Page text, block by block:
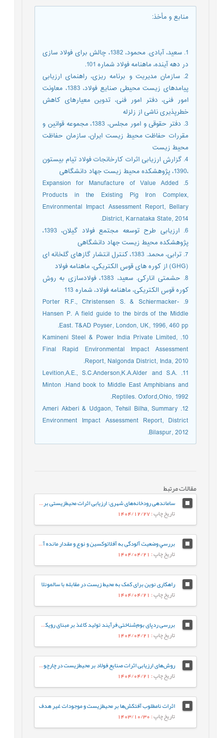
منابع و مأخذ:
1. سعید، آبادی. محمود، 1382، چالش برای فولاد سازی
در دهه آینده، ماهنامه فولاد شماره 101.
2. سازمان مدیریت و برنامه ریزی، راهنمای ارزیابی
پیامدهای زیست محیطی صنایع فولاد، 1383، معاونت
امور فنی، دفتر امور فنی، تدوین معیارهای کاهش
خطرپذیری ناشی از زلزله
3. دفتر حقوقی و امور مجلس، 1383، مجموعه قوانین و
مقررات حفاظت محیط زیست ایران، سازمان حفاظت
محیط زیست
4. گزارش ارزیابی اثرات کارخانجات فولاد تیام بیستون
5. Expansion for Manufacture of Value Added
Products in the Existing Pig Iron Complex,
Environmental Impact Assessment Report, Bellary
District, Karnataka State, 2014.
6. ارزیابی طرح توسعه مجتمع فولاد گیلان، 1393،
پژوهشکده محیط زیست جهاد دانشگاهی
7. ترابی، محمد. 1383، کنترل انتشار گازهای گلخانه ای
8. حشمتی انارکی. سعید، 1383، فولادسازی به روش
کوره قوس الکتریکی، ماهنامه فولاد، شماره 113
9. Porter R.F., Christensen S. & Schiermacker-
Hansen P. A field guide to the birds of the Middle
East. T&AD Poyser, London, UK, 1996, 460 pp.
10. Kamineni Steel & Power India Private Limited,
Final Rapid Environmental Impact Assessment
Report, Nalgonda District, Inda, 2010.
11. Levition,A.E., S.C.Anderson,K.A.Alder and S.A.
Minton .Hand book to Middle East Amphibians and
Reptiles. Oxford,Ohio, 1992.
12. Ameri Akberi & Udgaon, Tehsil Bilha, Summary
Environment Impact Assessment Report, District
Bilaspur, 2012.
مقالات مرتبط
ساماندهی رودخانه‌های شهری: ارزیابی اثرات محیط‌زیستی بر پایداری اکوسیستم، (مطالعه موردی: رودخانه گرگ‌رود)
تاریخ چاپ: 1404/12/27
بررسي وضعیت آلودگی به آفلاتوکسین و نوع و مقدار مانده آفتکش‌ها در مغز پسته
تاریخ چاپ: 1404/04/21
راهکاری نوین برای کمک به محیط زیست در مقابله با سالمونلا
تاریخ چاپ: 1404/04/21
بررسی ردپای بوم‌شناختی فرآیند تولید کاغذ بر مبنای رویکرد ارزیابی چرخه حیات، مطالعه موردی: کارخانه گلستان کاغذ پرشیا
تاریخ چاپ: 1404/04/21
روش‌های ارزیابی اثرات صنایع فولاد بر محیط‌زیست در چارچوب (DPSIR)
تاریخ چاپ: 1404/04/21
اثرات نامطلوب آفتکش‌ها بر محیطزیست و موجودات غیر هدف
تاریخ چاپ: 1403/10/30